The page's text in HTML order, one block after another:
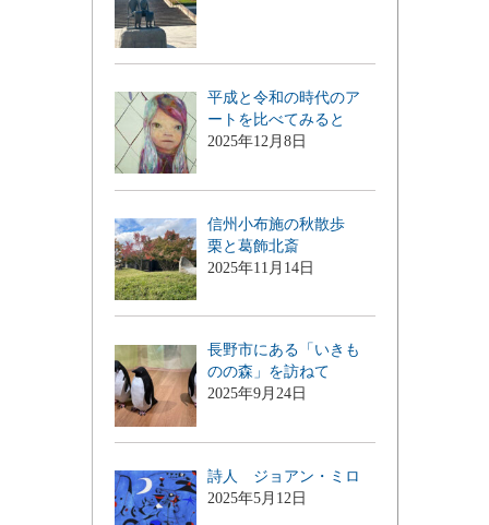
平成と令和の時代のア
ートを比べてみると
2025年12月8日
信州小布施の秋散歩
栗と葛飾北斎
2025年11月14日
長野市にある「いきも
のの森」を訪ねて
2025年9月24日
詩人 ジョアン・ミロ
2025年5月12日